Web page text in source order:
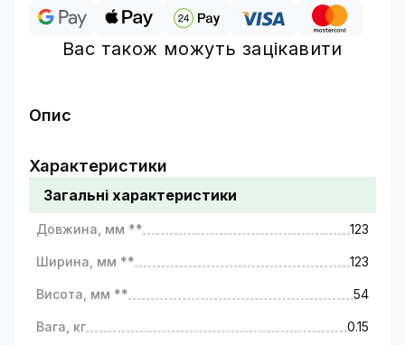
Вас також можуть зацікавити
Опис
використовуватись зовнішнього та для
внутрішнього монтажу камер
відеоспостереження. Ідеальний варіант, якщо
ви плануєте монтувати відеокамери на
металевій поверхні.
У коробці зручно приховувати дроти та
а й для того, щоб був додатковий захист
Монтажна коробка допомагає прискорити та
Характеристики
Загальні характеристики
Довжина, мм ** 123
Ширина, мм ** 123
Висота, мм ** 54
Вага, кг 0.15